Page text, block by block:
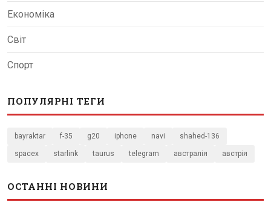
Економіка
Світ
Спорт
ПОПУЛЯРНІ ТЕГИ
bayraktar f-35 g20 iphone navi shahed-136
spacex starlink taurus telegram австралія австрія
ОСТАННІ НОВИНИ